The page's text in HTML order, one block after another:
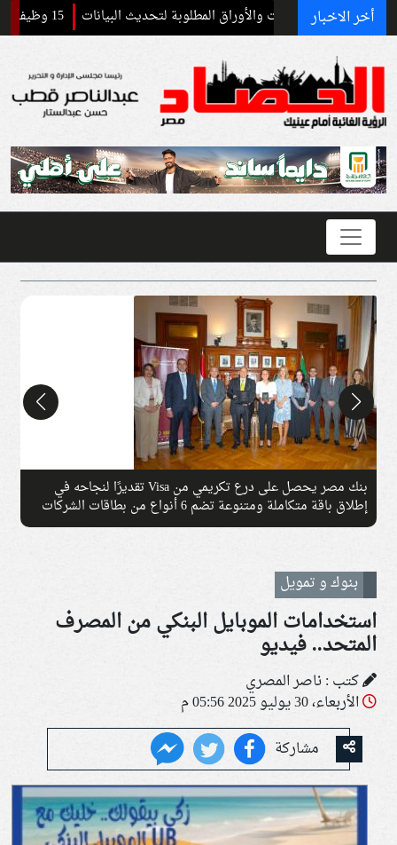
أخر الاخبار 15 وظيفة سائق بالهيئة العامة للتنمية الصناعية.. التقديم يبدأ غدًا
بنك مصر يحصل على درع تكريمي من Visa تقديرًا لنجاحه في
إطلاق باقة متكاملة ومتنوعة تضم 6 أنواع من بطاقات الشركات
خلال عام واحد
بنوك و تمويل
استخدامات الموبايل البنكي من المصرف
المتحد.. فيديو
كتب : ناصر المصري
الأربعاء، 30 يوليو 2025 05:56 م
مشاركة